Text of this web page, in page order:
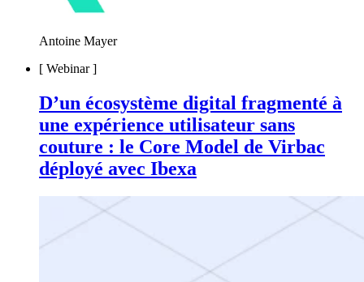
Antoine Mayer
[ Webinar]
D’un écosystème digital fragmenté à
une expérience utilisateur sans
couture : le Core Model de Virbac
déployé avec Ibexa